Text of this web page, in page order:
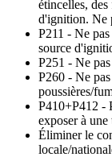
étincelles, des
d'ignition. Ne
P211 - Ne
source
P251 - Ne
P260 - Ne
poussières/
P410+P412 -
exposer à une
Éliminer le
locale/